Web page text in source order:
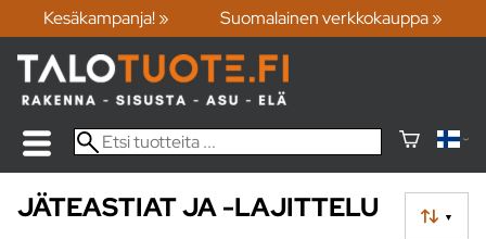
Kesäkampanja! » Suomalainen verkkokauppa »
▼
JÄTEASTIAT JA -LAJITTELU